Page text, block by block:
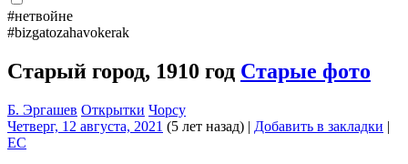
#нетвойне
#bizgatozahavokerak
Старый город, 1910 год Старые фото
Б. Эргашев Открытки Чорсу
Четверг, 12 августа, 2021 (5 лет назад) | Добавить в закладки |
EC